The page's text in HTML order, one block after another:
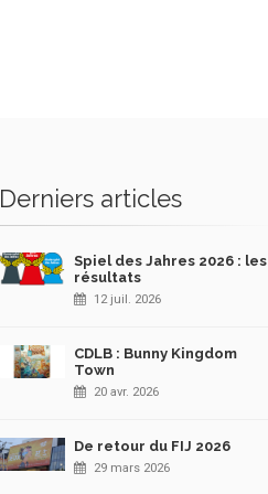
Derniers articles
Spiel des Jahres 2026 : les
résultats
12 juil. 2026
CDLB : Bunny Kingdom
Town
20 avr. 2026
De retour du FIJ 2026
29 mars 2026